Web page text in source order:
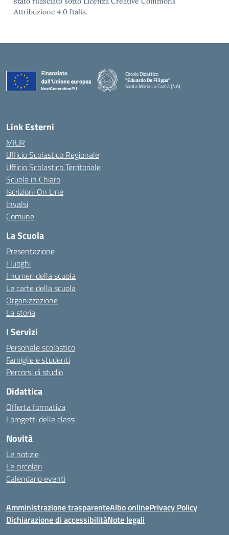
Attribuzione 4.0 Italia.
Circolo Didattico
"Eduardo De Filippo"
Santa Maria La Carità (NA)
Link Esterni
MIUR
Ufficio Scolastico Regionale
Ufficio Scolastico Territoriale
Scuola in Chiaro
Iscrizioni On Line
Invalsi
Comune
La Scuola
Presentazione
I luoghi
I numeri della scuola
Le carte della scuola
Organizzazione
La storia
I Servizi
Personale scolastico
Famiglie e studenti
Percorsi di studio
Didattica
Offerta formativa
I progetti delle classi
Novità
Le notizie
Le circolari
Calendario eventi
Amministrazione trasparenteAlbo onlinePrivacy Policy
Dichiarazione di accessibilitàNote legali